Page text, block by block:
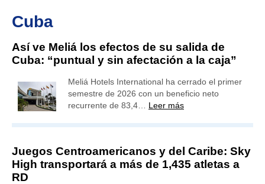
Cuba
Así ve Meliá los efectos de su salida de
Cuba: “puntual y sin afectación a la caja”
Meliá Hotels International ha cerrado el primer
semestre de 2026 con un beneficio neto
recurrente de 83,4… Leer más
Juegos Centroamericanos y del Caribe: Sky
High transportará a más de 1,435 atletas a
RD